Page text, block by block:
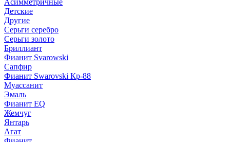
Асимметричные
Детские
Другие
Серьги серебро
Серьги золото
Бриллиант
Фианит Svarowski
Сапфир
Фианит Swarovski Кр-88
Муассанит
Эмаль
Фианит EQ
Жемчуг
Янтарь
Агат